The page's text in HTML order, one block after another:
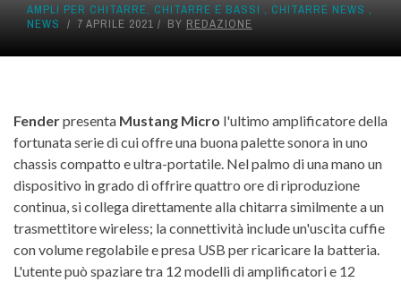
AMPLI PER CHITARRE, CHITARRE E BASSI , CHITARRE NEWS ,
NEWS
7 APRILE 2021 BY REDAZIONE
Fenderpresenta Mustang Micro l'ultimo amplificatore della
fortunata serie di cui offre una buona palette sonora in uno
chassis compatto e ultra-portatile. Nel palmo di una mano un
dispositivo in grado di offrire quattro ore di riproduzione
continua, si collega direttamente alla chitarra similmente a un
trasmettitore wireless; la connettività include un'uscita cuffie
con volume regolabile e presa USB per ricaricare la batteria.
L'utente può spaziare tra 12 modelli di amplificatori e 12